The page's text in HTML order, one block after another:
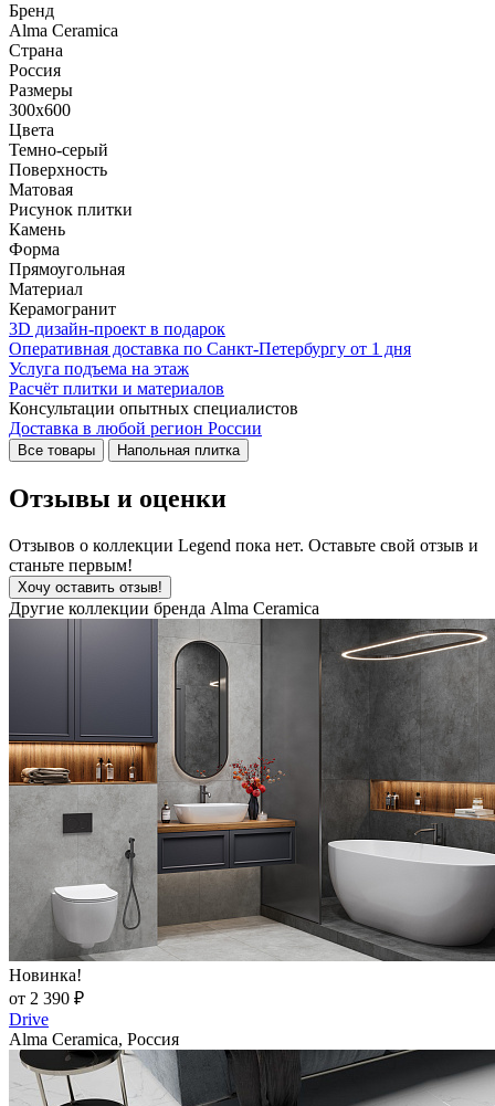
Бренд
Alma Ceramica
Страна
Россия
Размеры
300x600
Цвета
Темно-серый
Поверхность
Матовая
Рисунок плитки
Камень
Форма
Прямоугольная
Материал
Керамогранит
3D дизайн-проект в подарок
Оперативная доставка по Санкт-Петербургу от 1 дня
Услуга подъема на этаж
Расчёт плитки и материалов
Консультации опытных специалистов
Доставка в любой регион России
Все товары Напольная плитка
Отзывы и оценки
Отзывов о коллекции Legend пока нет. Оставьте свой отзыв и
станьте первым!
Хочу оставить отзыв!
Другие коллекции бренда Alma Ceramica
Новинка!
от 2 390 ₽
Drive
Alma Ceramica, Россия